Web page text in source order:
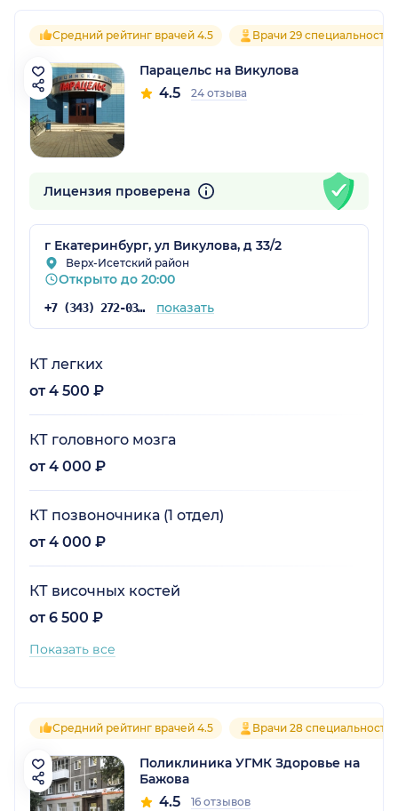
Средний рейтинг врачей 4.5 Врачи 29 специальностей
Парацельс на Викулова
4.5 24 отзыва
Лицензия проверена
г Екатеринбург, ул Викулова, д 33/2
Верх-Исетский район
Открыто до 20:00
+7 (343) 272-03-03 показать
КТ легких
от 4 500 ₽
КТ головного мозга
от 4 000 ₽
КТ позвоночника (1 отдел)
от 4 000 ₽
КТ височных костей
от 6 500 ₽
Показать все
Средний рейтинг врачей 4.5 Врачи 28
Поликлиника УГМК Здоровье на
Бажова
4.5 16 отзывов